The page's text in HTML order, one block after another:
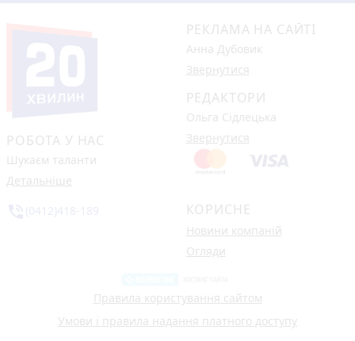
РОБОТА У НАС
Шукаєм таланти
Детальніше
РЕКЛАМА НА САЙТІ
Анна Дубовик
Звернутися
РЕДАКТОРИ
Ольга Сідлецька
Звернутися
КОРИСНЕ
Новини компаній
Огляди
Правила користування сайтом
Умови і правила надання платного доступу